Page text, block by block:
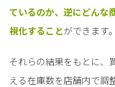
ているのか、逆にどんな
視化することができます。
それらの結果をもとに、
える在庫数を店舗内で調